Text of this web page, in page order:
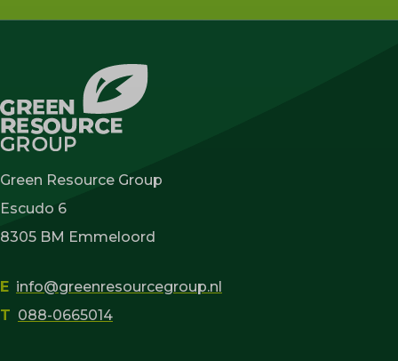
Green Resource Group
Escudo 6
8305 BM Emmeloord
E info@greenresourcegroup.nl
T 088-0665014